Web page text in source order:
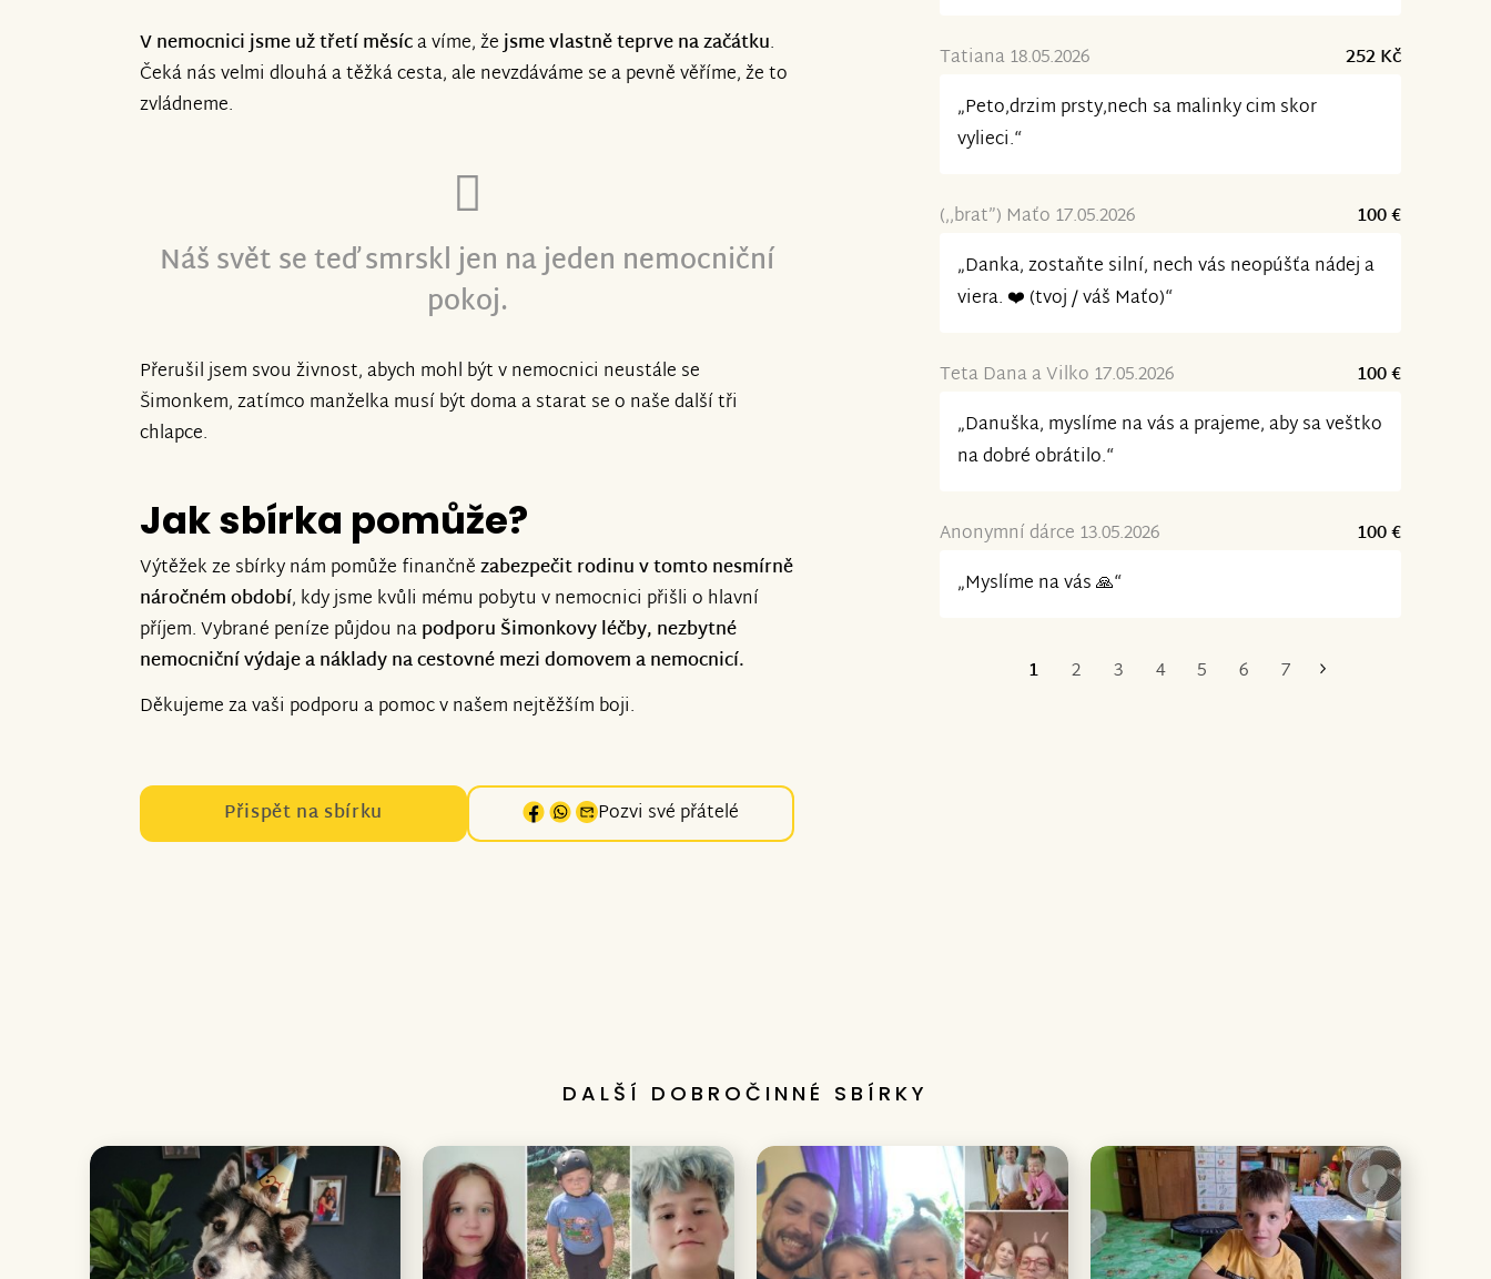
V nemocnici jsme už třetí měsíca víme, žejsme vlastně teprve na začátku.
Čeká nás velmi dlouhá a těžká cesta, ale nevzdáváme se a pevně věříme, že to
zvládneme.
Náš svět se teď smrskl jen na jeden nemocniční
pokoj.
Přerušil jsem svou živnost, abych mohl být v nemocnici neustále se
Šimonkem, zatímco manželka musí být doma a starat se o naše další tři
chlapce.
Jak sbírka pomůže?
Výtěžek ze sbírky nám pomůže finančnězabezpečit rodinu v tomto nesmírně
náročném období, kdy jsme kvůli mému pobytu v nemocnici přišli o hlavní
příjem. Vybrané peníze půjdou napodporu Šimonkovy léčby, nezbytné
nemocniční výdaje a náklady na cestovné mezi domovem a nemocnicí.
Děkujeme za vaši podporu a pomoc v našem nejtěžším boji.
Přispět na sbírku Pozvi své přátelé
Tatiana 18.05.2026
252 Kč
„Peto,drzim prsty,nech sa malinky cim skor
vylieci.“
(,,brat”) Maťo 17.05.2026
100 €
„Danka, zostaňte silní, nech vás neopúšťa nádej a
viera. ❤️ (tvoj / váš Maťo)“
Teta Dana a Vilko 17.05.2026
100 €
„Danuška, myslíme na vás a prajeme, aby sa veštko
na dobré obrátilo.“
Anonymní dárce 13.05.2026
100 €
„Myslíme na vás 🙏“
1 2 3 4 5 6 7
DALŠÍ DOBROČINNÉ SBÍRKY